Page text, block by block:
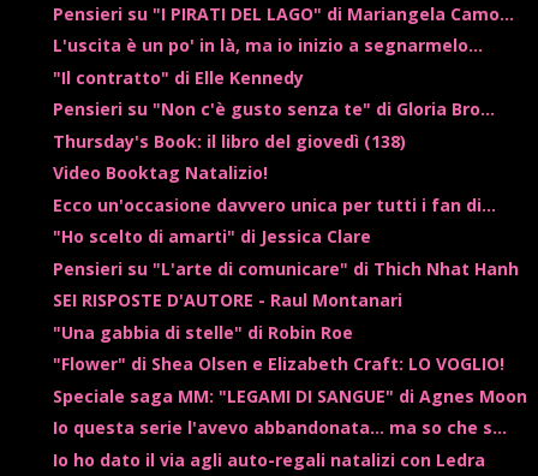
Pensieri su "I PIRATI DEL LAGO" di Mariangela Camo...
L'uscita è un po' in là, ma io inizio a segnarmelo...
"Il contratto" di Elle Kennedy
Pensieri su "Non c'è gusto senza te" di Gloria Bro...
Thursday's Book: il libro del giovedì (138)
Video Booktag Natalizio!
Ecco un'occasione davvero unica per tutti i fan di...
"Ho scelto di amarti" di Jessica Clare
Pensieri su "L'arte di comunicare" di Thich Nhat Hanh
SEI RISPOSTE D'AUTORE - Raul Montanari
"Una gabbia di stelle" di Robin Roe
"Flower" di Shea Olsen e Elizabeth Craft: LO VOGLIO!
Speciale saga MM: "LEGAMI DI SANGUE" di Agnes Moon
Io questa serie l'avevo abbandonata... ma so che s...
Io ho dato il via agli auto-regali natalizi con Ledra